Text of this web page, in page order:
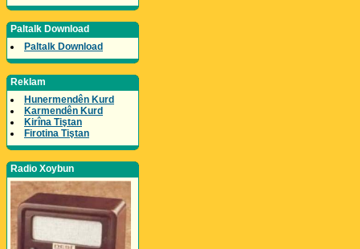
Paltalk Download
Paltalk Download
Reklam
Hunermendên Kurd
Karmendên Kurd
Kirîna Tiştan
Firotina Tiştan
Radio Xoybun